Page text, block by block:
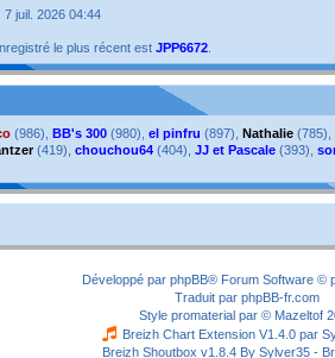
7 juil. 2026 04:44
le plus récent est JPP6672
(986), BB's 300 (980), el pinfru (897), Nathalie (785),
(419), chouchou64 (404), JJ et Pascale (393),
Développé par phpBB® Forum Software ©
Traduit par phpBB-fr.com
Style promaterial par © Mazeltof
Breizh Chart Extension V1.4.0 par
Breizh Shoutbox v1.8.4 By Sylver35 -